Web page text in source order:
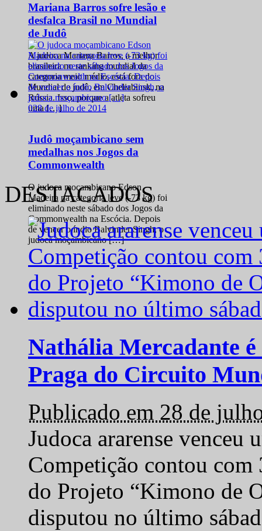
Mariana Barros sofre lesão e
desfalca Brasil no Mundial
de Judô
A judoca Mariana Barros, a melhor
brasileira no ranking mundial da
categoria meio médio, está fora do
Mundial de judô, em Cheliabinsk, na
Rússia. Isso, porque a atleta sofreu
uma […]
028 de julho de 2014
Judô moçambicano sem
medalhas nos Jogos da
Commonwealth
O judoca moçambicano Edson
Madeira na categoria leve (-73 kg) foi
eliminado neste sábado dos Jogos da
Commonwealth na Escócia. Depois
de vencer o índio Balvinder Singh, o
judoca moçambicano […]
DESTACADOS
Nathália Mercadante
Praga do Circuito
Publicado em 28 de
Judoca ararense venceu
Competição contou com
do Projeto “Kimono de
disputou no último